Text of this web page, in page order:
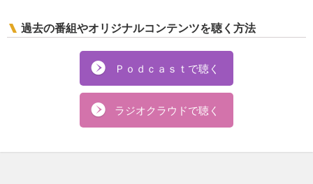
過去の番組やオリジナルコンテンツを聴く方法
Ｐｏｄｃａｓｔで聴く
ラジオクラウドで聴く